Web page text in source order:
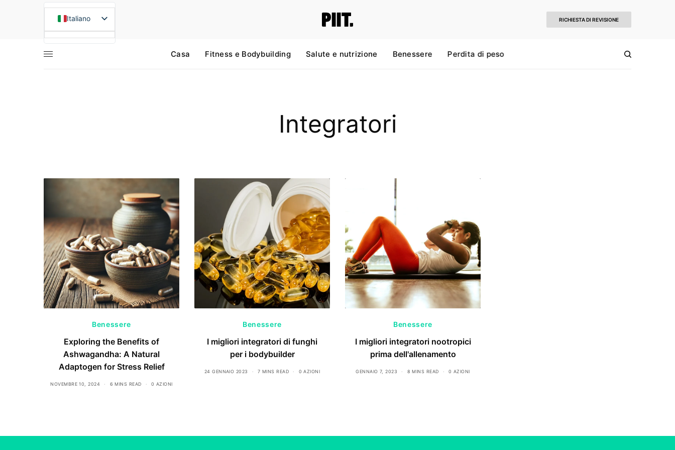
Italiano
English (UK)
RICHIESTA DI REVISIONE
Casa Fitness e Bodybuilding Salute e nutrizione Benessere Perdita di peso
Integratori
Benessere
Exploring the Benefits of
Ashwagandha: A Natural
Adaptogen for Stress Relief
NOVEMBRE 10, 2024 6 MINS READ 0 AZIONI
Benessere
I migliori integratori di funghi
per i bodybuilder
24 GENNAIO 2023 7 MINS READ 0 AZIONI
Benessere
I migliori integratori nootropici
prima dell'allenamento
GENNAIO 7, 2023 8 MINS READ 0 AZIONI